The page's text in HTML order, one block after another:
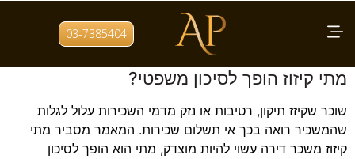
03-7385404 תגית: פיקדון שכירות
קיזזתי משכר הדירה והמשכיר מאיים בתביעה:
מתי קיזוז הופך לסיכון משפטי?
שוכר שקיזז תיקון, רטיבות או נזק מדמי השכירות עלול לגלות
שהמשכיר רואה בכך אי תשלום שכירות. המאמר מסביר מתי
קיזוז משכר דירה עשוי להיות מוצדק, מתי הוא הופך לסיכון